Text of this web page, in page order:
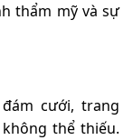
thẩm mỹ và sự
cưới, trang
thể thiếu.